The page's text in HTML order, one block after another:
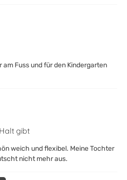
Fuss und für den Kindergarten
gibt
weich und flexibel. Meine Tochter
nicht mehr aus.